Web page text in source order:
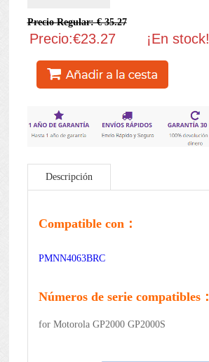
Precio Regular: € 35.27
Precio:€23.27 ¡En stock!
Descripción
Compatible con：
PMNN4063BRC
Números de serie compatibles：
for Motorola GP2000 GP2000S